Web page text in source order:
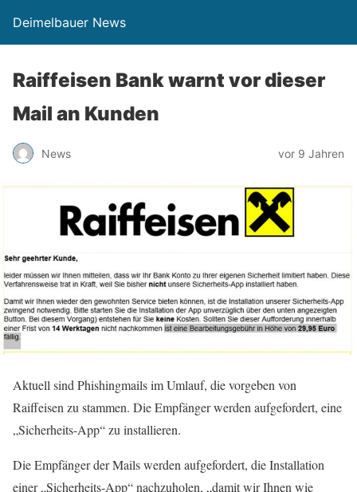
Deimelbauer News
Raiffeisen Bank warnt vor dieser
Mail an Kunden
News vor 9 Jahren
Aktuell sind Phishingmails im Umlauf, die vorgeben von
Raiffeisen zu stammen. Die Empfänger werden aufgefordert, eine
„Sicherheits-App“ zu installieren.
Die Empfänger der Mails werden aufgefordert, die Installation
einer „Sicherheits-App“ nachzuholen, „damit wir Ihnen wie